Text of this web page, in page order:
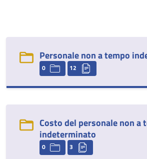
Personale non a tempo
0 12
Costo del personale non a
indeterminato
0 3